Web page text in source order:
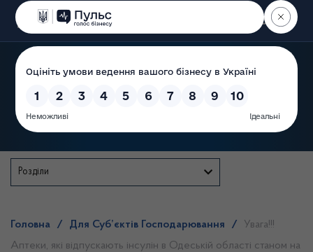
Пошук
Розділи
Головна / Для Суб’єктів Господарювання /
Увага!!!
Аптеки, які відпускають інсулін в Одеській області станом на